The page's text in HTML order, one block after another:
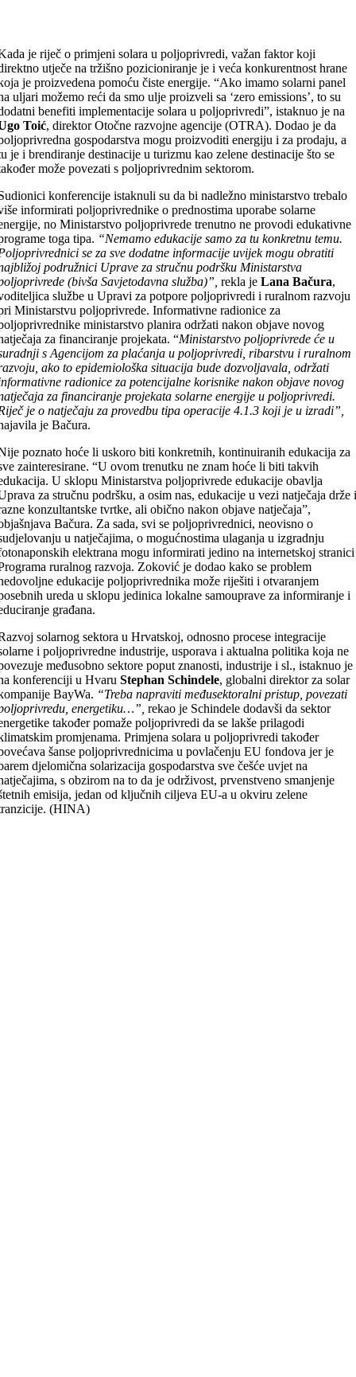
je riječ o primjeni solara u poljoprivredi, važan faktor koji
utječe na tržišno pozicioniranje je i veća konkurentnost hrane
je proizvedena pomoću čiste energije. “Ako imamo solarni panel
uljari možemo reći da smo ulje proizveli sa ‘zero emissions’, to su
benefiti implementacije solara u poljoprivredi”, istaknuo je na
Toić, direktor Otočne razvojne agencije (OTRA). Dodao je da
gospodarstva mogu proizvoditi energiju i za prodaju, a
je i brendiranje destinacije u turizmu kao zelene destinacije što se
može povezati s poljoprivrednim sektorom.
konferencije istaknuli su da bi nadležno ministarstvo trebalo
informirati poljoprivrednike o prednostima uporabe solarne
no Ministarstvo poljoprivrede trenutno ne provodi edukativne
toga tipa. “Nemamo edukacije samo za tu konkretnu temu.
se za sve dodatne informacije uvijek mogu obratiti
podružnici Uprave za stručnu podršku Ministarstva
(bivša Savjetodavna služba)”, rekla jeLana Bačura,
službe u Upravi za potpore poljoprivredi i ruralnom razvoju
Ministarstvu poljoprivrede. Informativne radionice za
ministarstvo planira održati nakon objave novog
za financiranje projekata. “Ministarstvo poljoprivrede će u
s Agencijom za plaćanja u poljoprivredi, ribarstvu i ruralnom
ako to epidemiološka situacija bude dozvoljavala, održati
radionice za potencijalne korisnike nakon objave novog
za financiranje projekata solarne energije u poljoprivredi.
je o natječaju za provedbu tipa operacije 4.1.3 koji je u izradi”,
je Bačura.
poznato hoće li uskoro biti konkretnih, kontinuiranih edukacija za
zainteresirane. “U ovom trenutku ne znam hoće li biti takvih
U sklopu Ministarstva poljoprivrede edukacije obavlja
za stručnu podršku, a osim nas, edukacije u vezi natječaja drže
konzultantske tvrtke, ali obično nakon objave natječaja”,
Bačura. Za sada, svi se poljoprivrednici, neovisno o
u natječajima, o mogućnostima ulaganja u izgradnju
elektrana mogu informirati jedino na internetskoj stranici
ruralnog razvoja. Zoković je dodao kako se problem
edukacije poljoprivrednika može riješiti i otvaranjem
ureda u sklopu jedinica lokalne samouprave za informiranje i
građana.
solarnog sektora u Hrvatskoj, odnosno procese integracije
i poljoprivredne industrije, usporava i aktualna politika koja ne
međusobno sektore poput znanosti, industrije i sl., istaknuo je
konferenciji u HvaruStephan Schindele, globalni direktor za solar
BayWa. “Treba napraviti međusektoralni pristup, povezati
energetiku…”, rekao je Schindele dodavši da sektor
također pomaže poljoprivredi da se lakše prilagodi
promjenama. Primjena solara u poljoprivredi također
šanse poljoprivrednicima u povlačenju EU fondova jer je
djelomična solarizacija gospodarstva sve češće uvjet na
s obzirom na to da je održivost, prvenstveno smanjenje
emisija, jedan od ključnih ciljeva EU-a u okviru zelene
(HINA)